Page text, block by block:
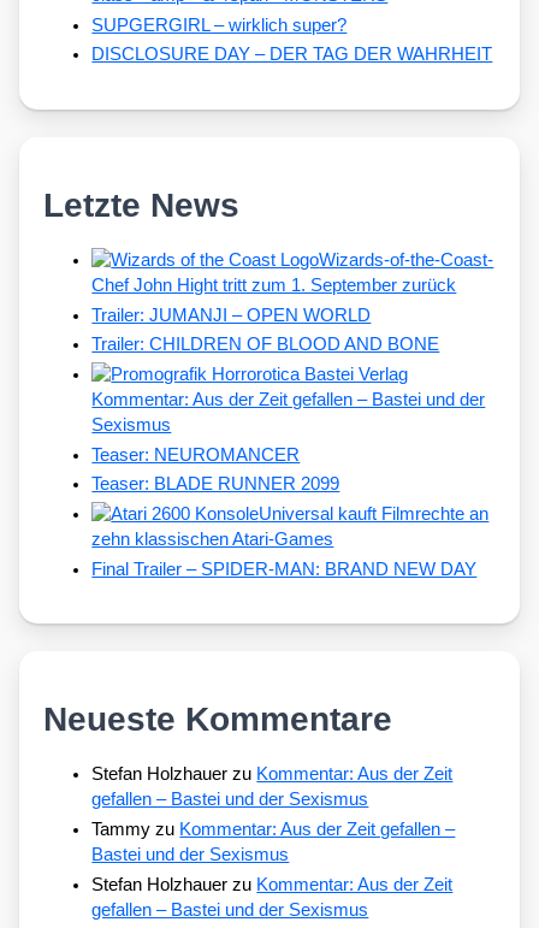
SUPGERGIRL – wirklich super?
DISCLOSURE DAY – DER TAG DER WAHRHEIT
Letzte News
Wizards-of-the-Coast-
Chef John Hight tritt zum 1. September zurück
Trailer: JUMANJI – OPEN WORLD
Trailer: CHILDREN OF BLOOD AND BONE
Kommentar: Aus der Zeit gefallen – Bastei und der
Sexismus
Teaser: NEUROMANCER
Teaser: BLADE RUNNER 2099
Universal kauft Filmrechte an
zehn klassischen Atari-Games
Final Trailer – SPIDER-MAN: BRAND NEW DAY
Neueste Kommentare
Stefan Holzhauer zu Kommentar: Aus der Zeit
gefallen – Bastei und der Sexismus
Tammy zu Kommentar: Aus der Zeit gefallen –
Bastei und der Sexismus
Stefan Holzhauer zu Kommentar: Aus der Zeit
gefallen – Bastei und der Sexismus